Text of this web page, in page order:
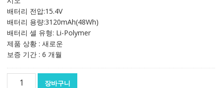
배터리 전압:15.4V
배터리 용량:3120mAh(48Wh)
배터리 셀 유형: Li-Polymer
제품 상황 : 새로운
보증 기간 : 6 개월
장바구니